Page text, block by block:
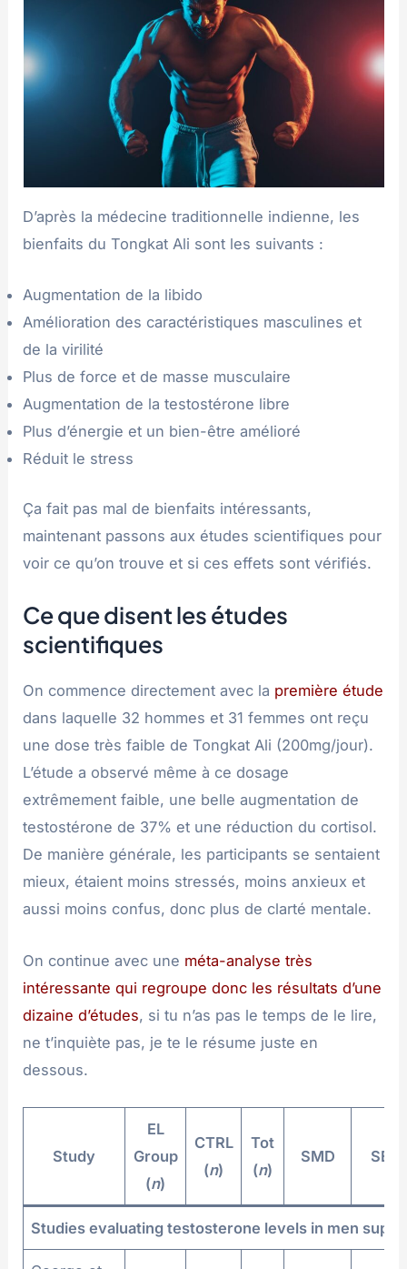
D’après la médecine traditionnelle indienne, les
bienfaits du Tongkat Ali sont les suivants :
Augmentation de la libido
Amélioration des caractéristiques masculines et
de la virilité
Plus de force et de masse musculaire
Augmentation de la testostérone libre
Plus d’énergie et un bien-être amélioré
Réduit le stress
Ça fait pas mal de bienfaits intéressants,
maintenant passons aux études scientifiques pour
voir ce qu’on trouve et si ces effets sont vérifiés.
Ce que disent les études
scientifiques
On commence directement avec la première étude
dans laquelle 32 hommes et 31 femmes ont reçu
une dose très faible de Tongkat Ali (200mg/jour).
L’étude a observé même à ce dosage
extrêmement faible, une belle augmentation de
testostérone de 37% et une réduction du cortisol.
De manière générale, les participants se sentaient
mieux, étaient moins stressés, moins anxieux et
aussi moins confus, donc plus de clarté mentale.
On continue avec une méta-analyse très
intéressante qui regroupe donc les résultats d’une
dizaine d’études, si tu n’as pas le temps de le lire,
ne t’inquiète pas, je te le résume juste en
dessous.
Study
EL
Group
(n)
CTRL
(n)
Tot
(n)
SMD SE
Studies evaluating testosterone levels in men